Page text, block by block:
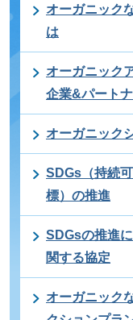
オーガニック
は
オーガニック
企業&パート
オーガニック
SDGs（持続
標）の推進
SDGsの推進
関する協定
オーガニック